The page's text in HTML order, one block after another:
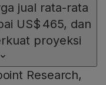
jual rata-rata
US$ 465, dan
proyeksi
Research,